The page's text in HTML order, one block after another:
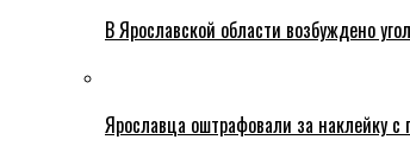
В Ярославской области возбуждено
Ярославца оштрафовали за наклейку с